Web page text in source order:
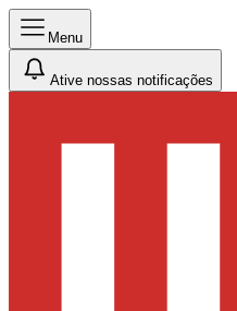
Menu
Ative nossas notificações